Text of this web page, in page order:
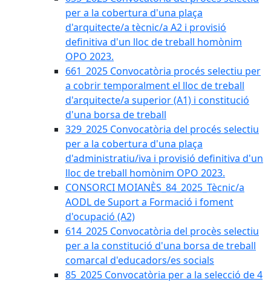
per a la cobertura d'una plaça
d'arquitecte/a tècnic/a A2 i provisió
definitiva d'un lloc de treball homònim
OPO 2023.
661_2025 Convocatòria procés selectiu per
a cobrir temporalment el lloc de treball
d'arquitecte/a superior (A1) i constitució
d'una borsa de treball
329_2025 Convocatòria del procés selectiu
per a la cobertura d'una plaça
d'administratiu/iva i provisió definitiva d'un
lloc de treball homònim OPO 2023.
CONSORCI MOIANÈS_84_2025_Tècnic/a
AODL de Suport a Formació i foment
d'ocupació (A2)
614_2025 Convocatòria del procès selectiu
per a la constitució d'una borsa de treball
comarcal d'educadors/es socials
85_2025 Convocatòria per a la selecció de 4